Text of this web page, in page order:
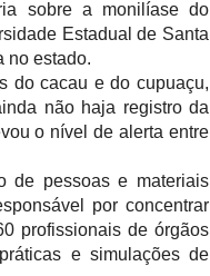
sobre a monilíase do
Estadual de Santa
no estado.
do cacau e do cupuaçu,
não haja registro da
o nível de alerta entre
de pessoas e materiais
por concentrar
profissionais de órgãos
e simulações de